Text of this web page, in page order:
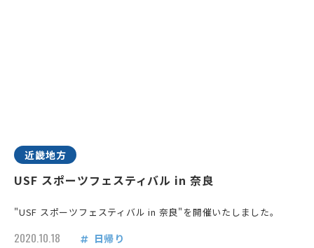
近畿地方
USF スポーツフェスティバル in 奈良
"USF スポーツフェスティバル in 奈良"を開催いたしました。
2020.10.18 日帰り